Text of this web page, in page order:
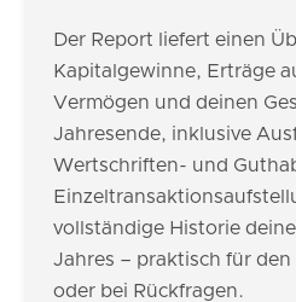
Der Report liefert einen
Kapitalgewinne, Erträge
Vermögen und deinen
Jahresende, inklusive
Wertschriften- und
vollständige Historie
Jahres – praktisch für den
oder bei Rückfragen.